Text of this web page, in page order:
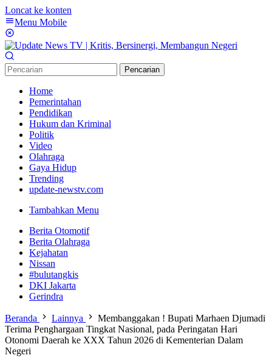
Loncat ke konten
Menu Mobile
Pencarian
Home
Pemerintahan
Pendidikan
Hukum dan Kriminal
Politik
Video
Olahraga
Gaya Hidup
Trending
update-newstv.com
Tambahkan Menu
Berita Otomotif
Berita Olahraga
Kejahatan
Nissan
#bulutangkis
DKI Jakarta
Gerindra
Beranda Lainnya
Membanggakan ! Bupati Marhaen Djumadi
Terima Penghargaan Tingkat Nasional, pada Peringatan Hari
Otonomi Daerah ke XXX Tahun 2026 di Kementerian Dalam
Negeri